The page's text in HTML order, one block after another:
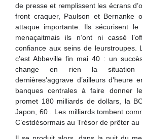
de presse et remplissent les écrans
front craquer, Paulson et Bernanke
attaque importante. Ils sécurisent le
menaçaitmais ils n’ont ni cassé
confiance aux seins de leurstroupes.
c’est Abbeville fin mai 40 : un
change en rien la situation
dernières’aggrave d’ailleurs d’heure
banques centrales à faire donner
promet 180 milliards de dollars, la
Japon, 60 . Les milliards tombent
C’estdésormais au Trésor de prêter au